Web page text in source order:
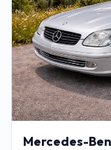
Mercedes-